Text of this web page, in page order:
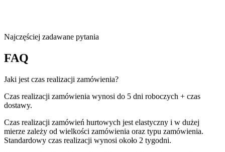
Najczęściej zadawane pytania
FAQ
Jaki jest czas realizacji zamówienia?
Czas realizacji zamówienia wynosi do 5 dni roboczych + czas
dostawy.
Czas realizacji zamówień hurtowych jest elastyczny i w dużej
mierze zależy od wielkości zamówienia oraz typu zamówienia.
Standardowy czas realizacji wynosi około 2 tygodni.